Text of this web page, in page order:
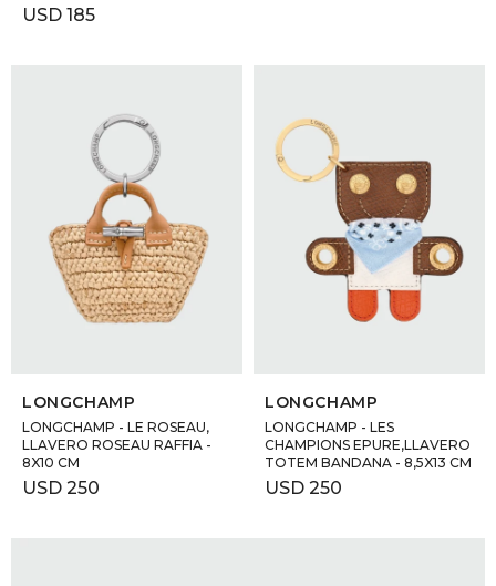
USD 185
LONGCHAMP
LONGCHAMP - LE ROSEAU,
LLAVERO ROSEAU RAFFIA -
8X10 CM
USD 250
LONGCHAMP
LONGCHAMP - LES
CHAMPIONS EPURE,LLAVERO
TOTEM BANDANA - 8,5X13 CM
USD 250